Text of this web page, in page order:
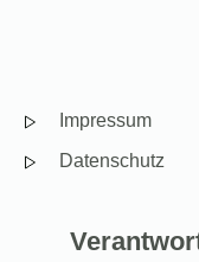
Impressum
Datenschutz